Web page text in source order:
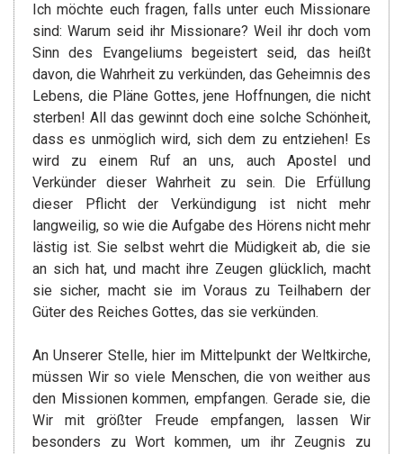
Ich möchte euch fragen, falls unter euch Missionare
sind: Warum seid ihr Missionare? Weil ihr doch vom
Sinn des Evangeliums begeistert seid, das heißt
davon, die Wahrheit zu verkünden, das Geheimnis des
Lebens, die Pläne Gottes, jene Hoffnungen, die nicht
sterben! All das gewinnt doch eine solche Schönheit,
dass es unmöglich wird, sich dem zu entziehen! Es
wird zu einem Ruf an uns, auch Apostel und
Verkünder dieser Wahrheit zu sein. Die Erfüllung
dieser Pflicht der Verkündigung ist nicht mehr
langweilig, so wie die Aufgabe des Hörens nicht mehr
lästig ist. Sie selbst wehrt die Müdigkeit ab, die sie
an sich hat, und macht ihre Zeugen glücklich, macht
sie sicher, macht sie im Voraus zu Teilhabern der
Güter des Reiches Gottes, das sie verkünden.
An Unserer Stelle, hier im Mittelpunkt der Weltkirche,
müssen Wir so viele Menschen, die von weither aus
den Missionen kommen, empfangen. Gerade sie, die
Wir mit größter Freude empfangen, lassen Wir
besonders zu Wort kommen, um ihr Zeugnis zu